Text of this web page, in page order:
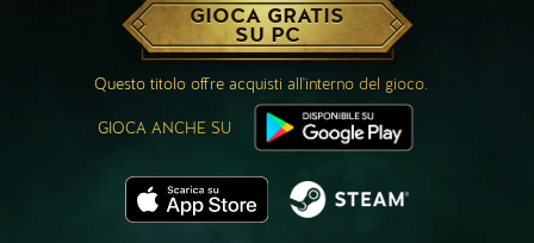
GIOCA GRATIS
SU PC
Questo titolo offre acquisti all'interno del gioco.
GIOCA ANCHE SU